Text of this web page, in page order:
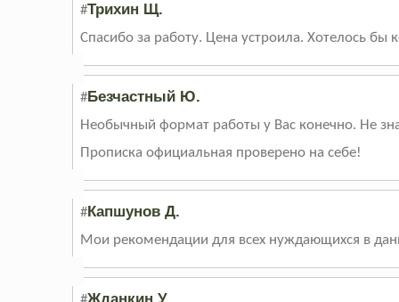
#Трихин Щ.
Спасибо за работу. Цена устроила. Хотелось
#Безчастный Ю.
Необычный формат работы у Вас конечно. Не
Прописка официальная проверено на себе!
#Капшунов Д.
Мои рекомендации для всех нуждающихся в